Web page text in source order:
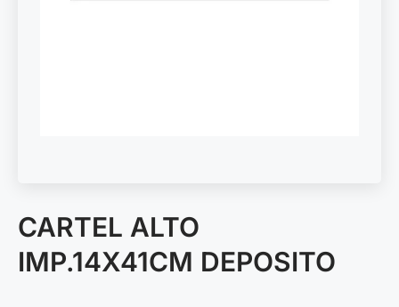
CARTEL ALTO
IMP.14X41CM DEPOSITO